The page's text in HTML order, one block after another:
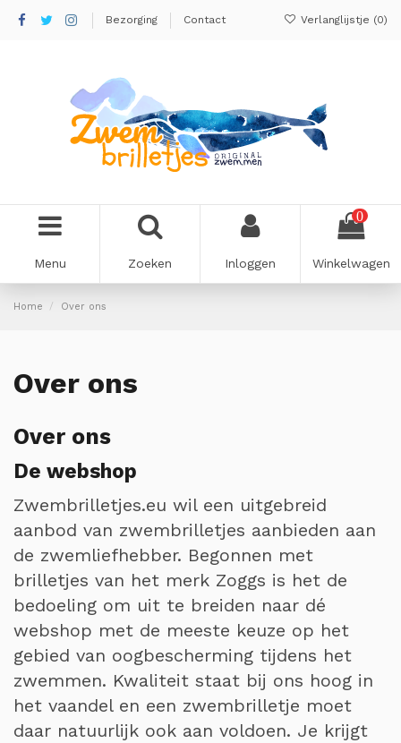
Bezorging Contact Verlanglijstje (0)
Menu Zoeken Inloggen
0
Winkelwagen
Home Over ons
Over ons
Over ons
De webshop
Zwembrilletjes.eu wil een uitgebreid
aanbod van zwembrilletjes aanbieden aan
de zwemliefhebber. Begonnen met
brilletjes van het merk Zoggs is het de
bedoeling om uit te breiden naar dé
webshop met de meeste keuze op het
gebied van oogbescherming tijdens het
zwemmen. Kwaliteit staat bij ons hoog in
het vaandel en een zwembrilletje moet
daar natuurlijk ook aan voldoen. Je krijgt